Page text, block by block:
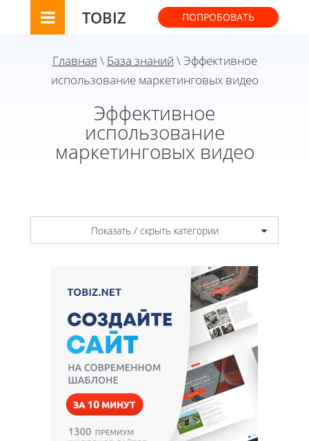
TOBIZ ПОПРОБОВАТЬ
Главная \ База знаний \ Эффективное
использование маркетинговых видео
Эффективное
использование
маркетинговых видео
Показать / скрыть категории